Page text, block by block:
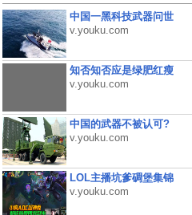
中国一黑科技武器问世
v.youku.com
知否知否应是绿肥红瘦
v.youku.com
中国的武器不被认可?
v.youku.com
LOL主播坑爹碉堡集锦
v.youku.com